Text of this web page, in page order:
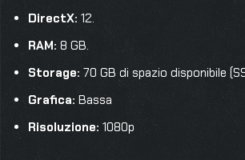
DirectX: 12.
RAM: 8 GB.
Storage: 70 GB di spazio disponibile
Grafica: Bassa
Risoluzione: 1080p